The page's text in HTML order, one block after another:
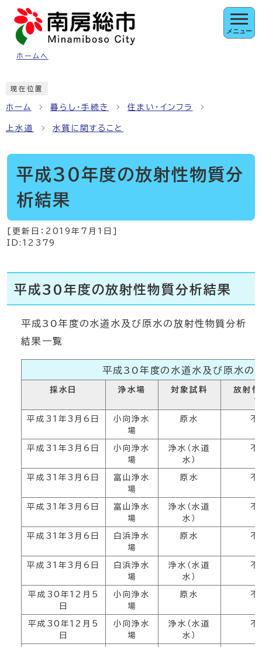
ページの先頭です
ホームへ
メニュー
現在位置
ホーム 暮らし・手続き 住まい・インフラ
上水道 水質に関すること
平成30年度の放射性物質分
析結果
[更新日： 2019年7月1日
ID:12379
平成30年度の放射性物質分析結果
平成30年度の水道水及び原水の放射性物質分析
結果一覧
平成30年度の水道水及び原水の
採水日 浄水場 対象試料
放射性
平成31年3月6日
小向浄水
場
原水 不
平成31年3月6日
小向浄水
場
浄水（水道
水）
不
平成31年3月6日
富山浄水
場
原水 不
平成31年3月6日
富山浄水
場
浄水（水道
水）
不
平成31年3月6日
白浜浄水
場
原水 不
平成31年3月6日
白浜浄水
場
浄水（水道
水）
不
平成30年12月5
日
小向浄水
場
原水 不
平成30年12月5
日
小向浄水
場
浄水（水道
水）
不